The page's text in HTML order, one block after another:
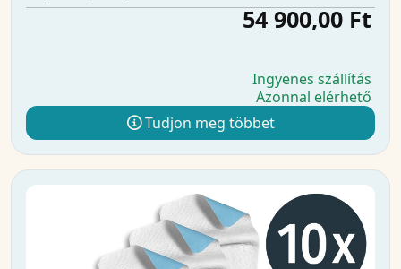
54 900,00 Ft
Ingyenes szállítás
Azonnal elérhető
Tudjon meg többet